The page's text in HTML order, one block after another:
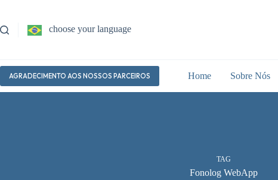
o
conteúdo
choose your language
AGRADECIMENTO AOS NOSSOS PARCEIROS Home Sobre Nós
TAG
Fonolog WebApp